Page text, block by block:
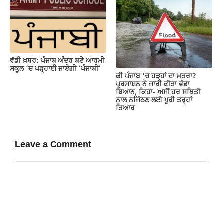
ਵੱਡੀ ਖ਼ਬਰ: ਪੰਜਾਬ ਅੰਦਰ ਬਣੇ ਆਰਮੀ
ਸਕੂਲ ‘ਚ ਪੜ੍ਹਾਈ ਜਾਏਗੀ ‘ਪੰਜਾਬੀ’
ਕੀ ਪੰਜਾਬ ‘ਚ ਹੜ੍ਹਾਂ ਦਾ ਖ਼ਤਰਾ?
ਪ੍ਰਸਾਸ਼ਨ ਨੇ ਜਾਰੀ ਕੀਤਾ ਵੱਡਾ
ਬਿਆਨ, ਕਿਹਾ- ਅਸੀਂ ਹਰ ਸਥਿਤੀ
ਨਾਲ ਨਜਿੱਠਣ ਲਈ ਪੂਰੀ ਤਰ੍ਹਾਂ
ਤਿਆਰ
Leave a Comment